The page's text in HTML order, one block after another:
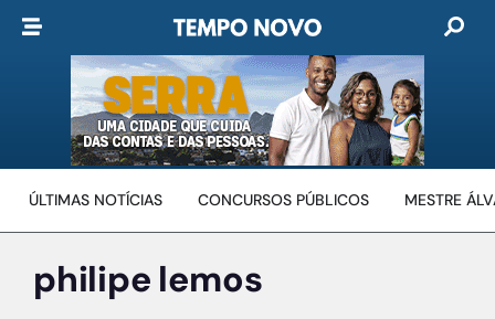
ÚLTIMAS NOTÍCIAS CONCURSOS PÚBLICOS MESTRE
philipe lemos